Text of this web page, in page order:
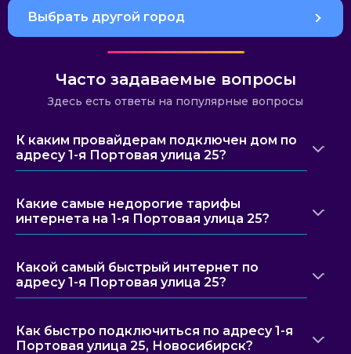
Выбрать другой город
Часто задаваемые вопросы
Здесь есть ответы на популярные вопросы
К каким провайдерам подключен дом по
адресу 1-я Портовая улица 25?
Какие самые недорогие тарифы
интернета на 1-я Портовая улица 25?
Какой самый быстрый интернет по
адресу 1-я Портовая улица 25?
Как быстро подключиться по адресу 1-я
Портовая улица 25, Новосибирск?